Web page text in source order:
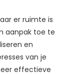
er ruimte is
aanpak toe te
en
van je
effectieve